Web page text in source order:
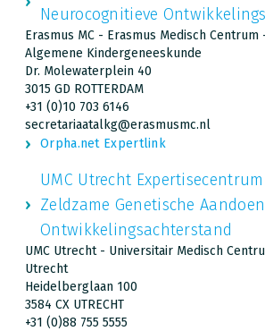
Neurocognitieve
Erasmus MC - Erasmus Medisch
Algemene Kindergeneeskunde
Dr. Molewaterplein 40
3015 GD ROTTERDAM
+31 (0)10 703 6146
secretariaatalkg@erasmusmc.nl
Orpha.net Expertlink
UMC Utrecht
Zeldzame Genetische
Ontwikkelingsachterstand
UMC Utrecht - Universitair Medisch
Utrecht
Heidelberglaan 100
3584 CX UTRECHT
+31 (0)88 755 5555